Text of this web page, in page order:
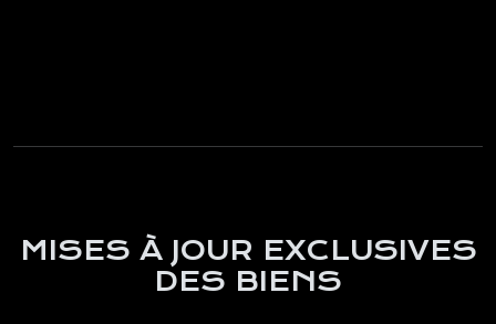
MISES À JOUR EXCLUSIVES
DES BIENS